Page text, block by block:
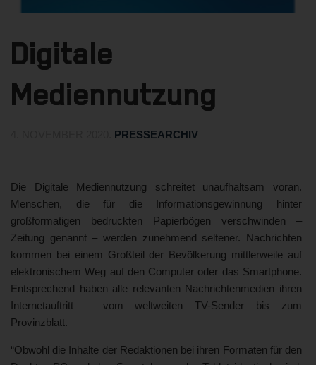
Digitale
Mediennutzung
PRESSEARCHIV
Die Digitale Mediennutzung schreitet unaufhaltsam voran.
Menschen, die für die Informationsgewinnung hinter
großformatigen bedruckten Papierbögen verschwinden –
Zeitung genannt – werden zunehmend seltener. Nachrichten
kommen bei einem Großteil der Bevölkerung mittlerweile auf
elektronischem Weg auf den Computer oder das Smartphone.
Entsprechend haben alle relevanten Nachrichtenmedien ihren
Internetauftritt – vom weltweiten TV-Sender bis zum
Provinzblatt.
“Obwohl die Inhalte der Redaktionen bei ihren Formaten für den